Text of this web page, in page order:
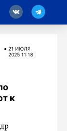
21 ИЮЛЯ
2025 11:18
к